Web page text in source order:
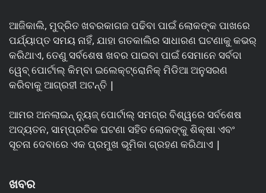
ଆଜିକାଲି, ମୁଦ୍ରିତ ଖବରକାଗଜ ପଢିବା ପାଇଁ ଲୋକଙ୍କ ପାଖରେ
ପର୍ଯ୍ୟାପ୍ତ ସମୟ ନାହିଁ, ଯାହା ଗତକାଲିର ସାଧାରଣ ଘଟଣାକୁ କଭର୍
କରିଥାଏ, ତେଣୁ ସର୍ବଶେଷ ଖବର ପାଇବା ପାଇଁ ସେମାନେ ସର୍ବଦା
ୱେବ୍ ପୋର୍ଟାଲ୍ କିମ୍ବା ଇଲେକ୍ଟ୍ରୋନିକ୍ ମିଡିଆ ଅନୁସରଣ
କରିବାକୁ ଆଗ୍ରହୀ ଅଟନ୍ତି |
ଆମର ଅନଲାଇନ୍ ନ୍ୟୁଜ୍ ପୋର୍ଟାଲ୍ ସମଗ୍ର ବିଶ୍ୱରେ ସର୍ବଶେଷ
ଅଦ୍ୟତନ, ସାମ୍ପ୍ରତିକ ଘଟଣା ସହିତ ଲୋକଙ୍କୁ ଶିକ୍ଷା ଏବଂ
ସୂଚନା ଦେବାରେ ଏକ ପ୍ରମୁଖ ଭୂମିକା ଗ୍ରହଣ କରିଥାଏ |
ଖବର